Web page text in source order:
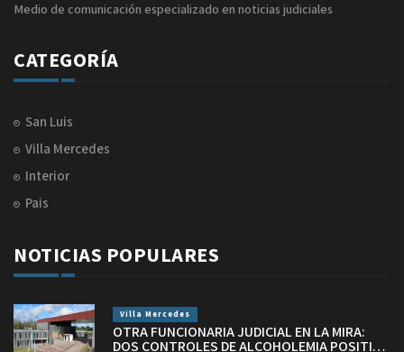
Medio de comunicación especializado en noticias judiciales
CATEGORÍA
San Luis
Villa Mercedes
Interior
Pais
NOTICIAS POPULARES
Villa Mercedes
OTRA FUNCIONARIA JUDICIAL EN LA MIRA:
DOS CONTROLES DE ALCOHOLEMIA POSITIVA